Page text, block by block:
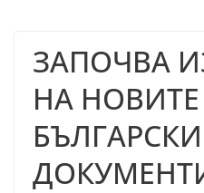
ЗАПОЧВА
НА НОВИТЕ